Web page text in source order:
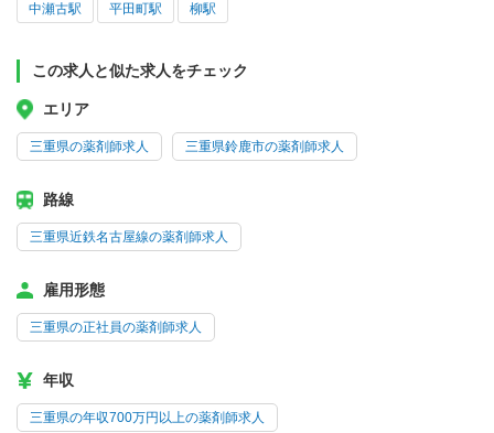
中瀬古駅 平田町駅 柳駅
この求人と似た求人をチェック
エリア
三重県の薬剤師求人 三重県鈴鹿市の薬剤師求人
路線
三重県近鉄名古屋線の薬剤師求人
雇用形態
三重県の正社員の薬剤師求人
年収
三重県の年収700万円以上の薬剤師求人